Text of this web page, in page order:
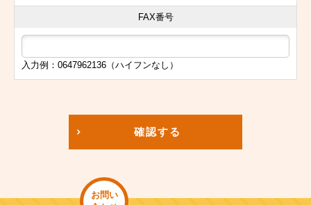
FAX番号
入力例：0647962136（ハイフンなし）
確認する
お問い